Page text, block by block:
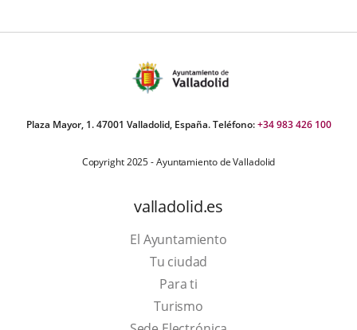
Plaza Mayor, 1. 47001 Valladolid, España. Teléfono:+34 983 426 100
Copyright 2025 - Ayuntamiento de Valladolid
valladolid.es
El Ayuntamiento
Tu ciudad
Para ti
TurismoThis